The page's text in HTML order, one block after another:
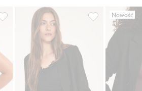
Koszulka na wąskich ramiączkach, Dodaj
Koszulka z
Nowość